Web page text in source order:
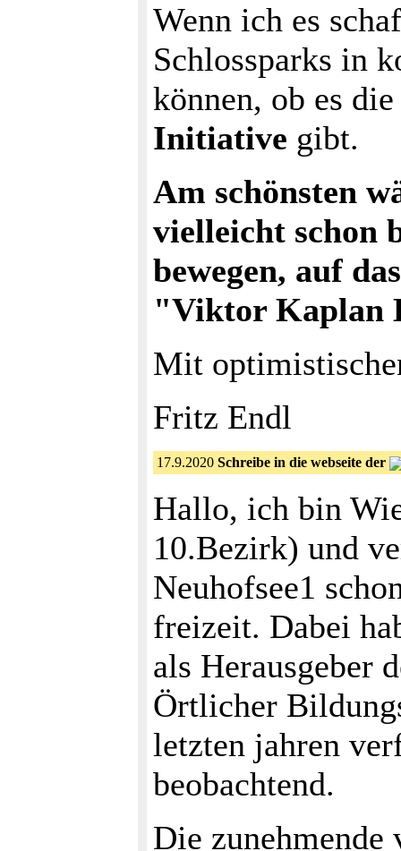
Wenn ich es
Schlossparks in
können, ob es
Initiative gibt.
Am schönsten
vielleicht schon
bewegen, auf
"Viktor Kaplan
Mit
Fritz Endl
17.9.2020 Schreibe in die webseite der
Hallo, ich bin
10.Bezirk) und
Neuhofsee1
freizeit. Dabei
als Herausgeber
Örtlicher
letzten jahren
beobachtend.
Die zunehmende